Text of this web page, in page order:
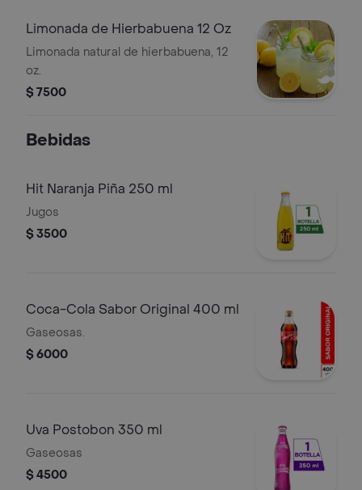
Limonada de Hierbabuena 12 Oz
Limonada natural de hierbabuena, 12
oz.
$ 7500
Bebidas
Hit Naranja Piña 250 ml
Jugos
$ 3500
Coca-Cola Sabor Original 400 ml
Gaseosas.
$ 6000
Uva Postobon 350 ml
Gaseosas
$ 4500